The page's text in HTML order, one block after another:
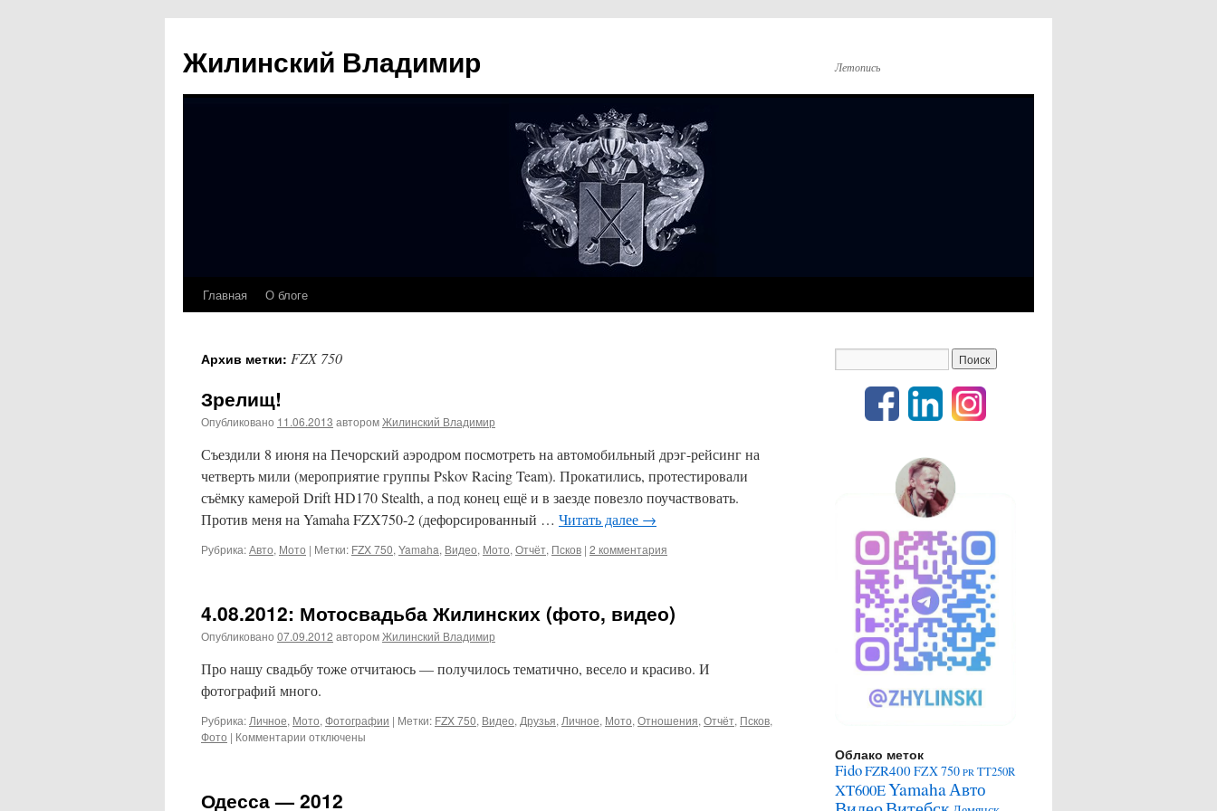
Жилинский Владимир Летопись
Перейти
содержимому
Главная О блоге
Архив метки: FZX 750
Зрелищ!
Опубликовано 11.06.2013 авторомЖилинский Владимир
Съездили 8 июня на Печорский аэродром посмотреть на автомобильный дрэг-рейсинг на
четверть мили (мероприятие группы Pskov Racing Team). Прокатились, протестировали
съёмку камерой Drift HD170 Stealth, а под конец ещё и в заезде повезло поучаствовать.
Против меня на Yamaha FZX750-2 (дефорсированный … Читать далее →
Рубрика:Авто, Мото | Метки: FZX 750, Yamaha, Видео, Мото, Отчёт, Псков | 2 комментария
4.08.2012: Мотосвадьба Жилинских (фото, видео)
Опубликовано 07.09.2012 авторомЖилинский Владимир
Про нашу свадьбу тоже отчитаюсь — получилось тематично, весело и красиво. И
фотографий много.
Рубрика: Личное, Мото, Фотографии | Метки: FZX 750, Видео, Друзья, Личное, Мото, Отношения, Отчёт, Псков,
Фото | Комментарии к
Жилинских
отключены
Одесса — 2012
Облако меток
FidoFZR400 FZX 750 PR TT250R
XT600EYamahaАвто